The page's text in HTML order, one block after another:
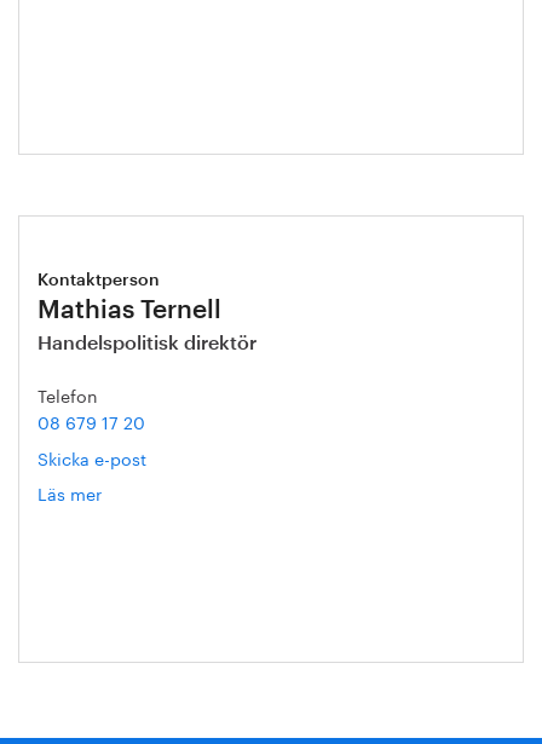
Kontaktperson
Mathias Ternell
Handelspolitisk direktör
Telefon
08 679 17 20
Skicka e-post
Läs mer